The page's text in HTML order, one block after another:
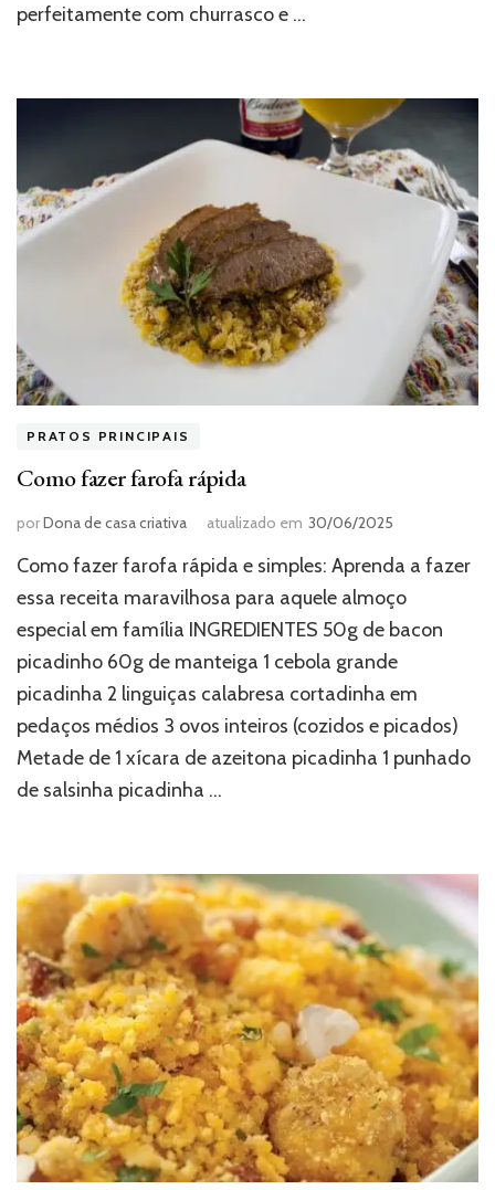
perfeitamente com churrasco e …
PRATOS PRINCIPAIS
Como fazer farofa rápida
porDona de casa criativa atualizado em 30/06/2025
Como fazer farofa rápida e simples: Aprenda a fazer
essa receita maravilhosa para aquele almoço
especial em família INGREDIENTES 50g de bacon
picadinho 60g de manteiga 1 cebola grande
picadinha 2 linguiças calabresa cortadinha em
pedaços médios 3 ovos inteiros (cozidos e picados)
Metade de 1 xícara de azeitona picadinha 1 punhado
de salsinha picadinha …